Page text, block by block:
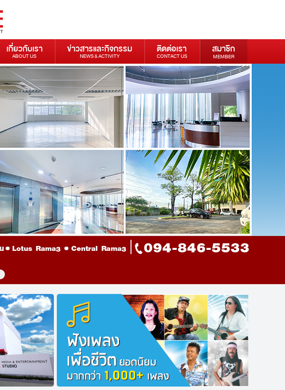
เกี่ยวกับเรา
ABOUT US
ข่าวสารและกิจกรรม
NEWS & ACTIVITY
ติดต่อเรา
CONTACT US
สมาชิก
MEMBER